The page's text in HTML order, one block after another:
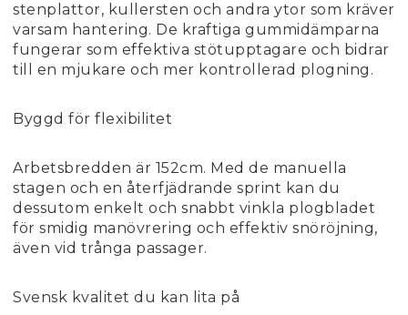
stenplattor, kullersten och andra ytor som kräver
varsam hantering. De kraftiga gummidämparna
fungerar som effektiva stötupptagare och bidrar
till en mjukare och mer kontrollerad plogning.
Byggd för flexibilitet
Arbetsbredden är 152cm. Med de manuella
stagen och en återfjädrande sprint kan du
dessutom enkelt och snabbt vinkla plogbladet
för smidig manövrering och effektiv snöröjning,
även vid trånga passager.
Svensk kvalitet du kan lita på